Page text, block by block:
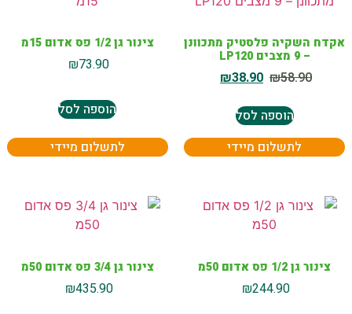
אקדח השקיה פלסטיק מתכוונן
– 9 מצבים LP120
₪58.90
₪38.90
הוספה לסל
לתשלום מיידי
צינור גן 1/2 פס אדום 15מ
₪73.90
הוספה לסל
לתשלום מיידי
צינור גן 1/2 פס אדום 50מ
₪244.90
צינור גן 3/4 פס אדום 50מ
₪435.90